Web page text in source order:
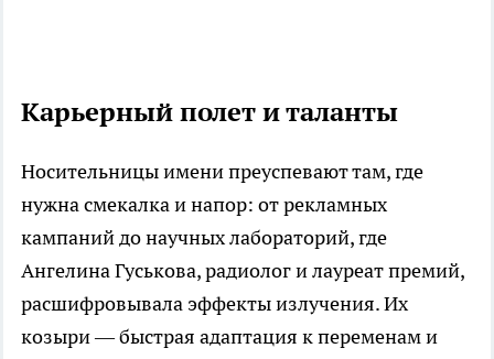
Карьерный полет и таланты
Носительницы имени преуспевают там, где
нужна смекалка и напор: от рекламных
кампаний до научных лабораторий, где
Ангелина Гуськова, радиолог и лауреат премий,
расшифровывала эффекты излучения. Их
козыри — быстрая адаптация к переменам и